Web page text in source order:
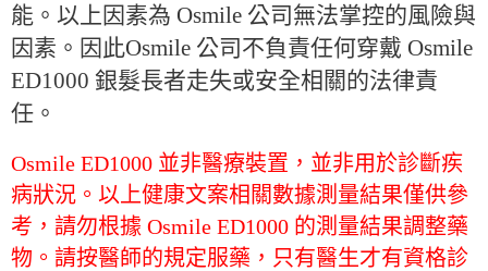
能 。 以上因素為 Osmile 公司無法掌控的風險與
因素。因此Osmile 公司不負責任何穿戴 Osmile
ED1000 銀髮長者走失或安全相關的法律責
任。
Osmile ED1000 並非醫療裝置，並非用於診斷疾
病狀況。以上健康文案相關數據測量結果僅供參
考，請勿根據 Osmile ED1000 的測量結果調整藥
物。請按醫師的規定服藥，只有醫生才有資格診